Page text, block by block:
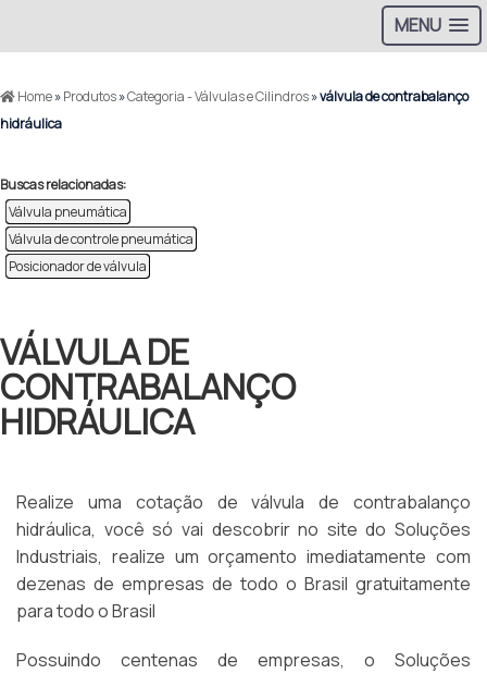
MENU
Home»Produtos»Categoria - Válvulas e Cilindros»válvula de contrabalanço
hidráulica
Buscas relacionadas:
Válvula pneumática
Válvula de controle pneumática
Posicionador de válvula
VÁLVULA DE
CONTRABALANÇO
HIDRÁULICA
Realize uma cotação de válvula de contrabalanço
hidráulica, você só vai descobrir no site do Soluções
Industriais, realize um orçamento imediatamente com
dezenas de empresas de todo o Brasil gratuitamente
para todo o Brasil
Possuindo centenas de empresas, o Soluções